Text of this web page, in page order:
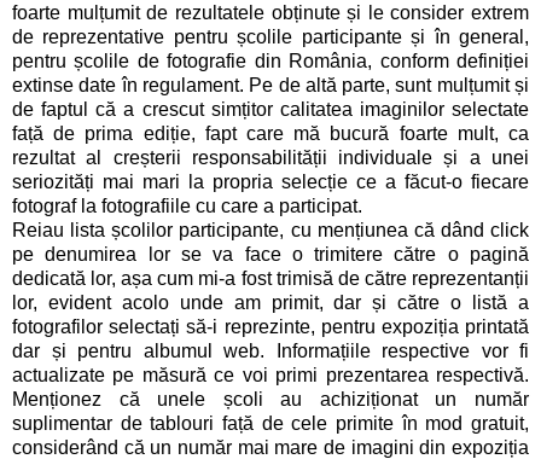
foarte mulțumit de rezultatele obținute și le consider extrem
de reprezentative pentru școlile participante și în general,
pentru școlile de fotografie din România, conform definiției
extinse date în regulament. Pe de altă parte, sunt mulțumit și
de faptul că a crescut simțitor calitatea imaginilor selectate
față de prima ediție, fapt care mă bucură foarte mult, ca
rezultat al creșterii responsabilității individuale și a unei
seriozități mai mari la propria selecție ce a făcut-o fiecare
fotograf la fotografiile cu care a participat.
Reiau lista școlilor participante, cu mențiunea că dând click
pe denumirea lor se va face o trimitere către o pagină
dedicată lor, așa cum mi-a fost trimisă de către reprezentanții
lor, evident acolo unde am primit, dar și către o listă a
fotografilor selectați să-i reprezinte, pentru expoziția printată
dar și pentru albumul web. Informațiile respective vor fi
actualizate pe măsură ce voi primi prezentarea respectivă.
Menționez că unele școli au achiziționat un număr
suplimentar de tablouri față de cele primite în mod gratuit,
considerând că un număr mai mare de imagini din expoziția